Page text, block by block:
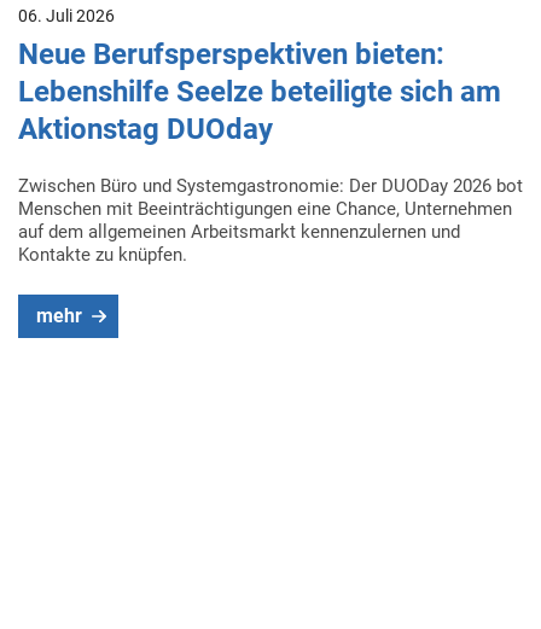
06. Juli 2026
Neue Berufsperspektiven bieten:
Lebenshilfe Seelze beteiligte sich am
Aktionstag DUOday
Zwischen Büro und Systemgastronomie: Der DUODay 2026 bot
Menschen mit Beeinträchtigungen eine Chance, Unternehmen
auf dem allgemeinen Arbeitsmarkt kennenzulernen und
Kontakte zu knüpfen.
mehr